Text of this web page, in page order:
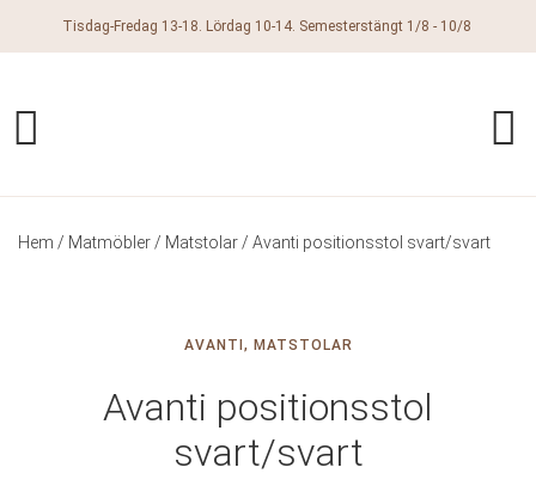
Tisdag-Fredag 13-18. Lördag 10-14. Semesterstängt 1/8 - 10/8
Hem / Matmöbler / Matstolar / Avanti positionsstol svart/svart
AVANTI , MATSTOLAR
Avanti positionsstol
svart/svart